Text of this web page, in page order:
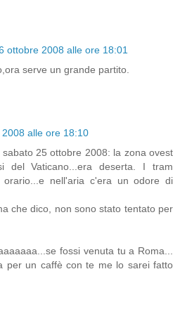
ottobre 2008 alle ore 18:01
serve un grande partito.
alle ore 18:10
25 ottobre 2008: la zona ovest
del Vaticano...era deserta. I tram
orario...e nell'aria c'era un odore di
che dico, non sono stato tentato per
fossi venuta tu a Roma...
per un caffè con te me lo sarei fatto